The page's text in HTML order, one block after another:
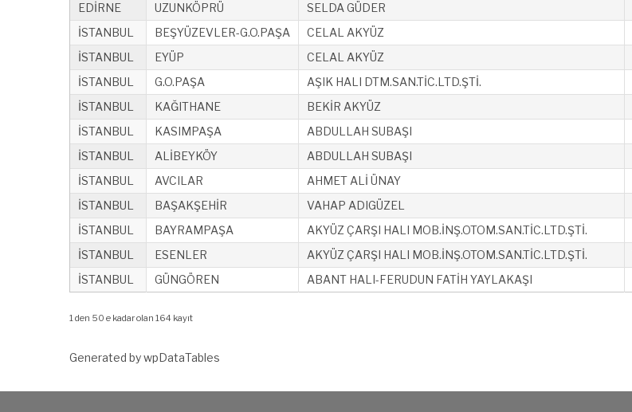
EDİRNE
UZUNKÖPRÜ SELDA GÜDER
İSTANBUL
BEŞYÜZEVLER-G.O.PAŞA CELAL AKYÜZ
İSTANBUL
EYÜP CELAL AKYÜZ
İSTANBUL
G.O.PAŞA AŞIK HALI DTM.SAN.TİC.LTD.ŞTİ.
İSTANBUL
KAĞITHANE BEKİR AKYÜZ
İSTANBUL
KASIMPAŞA ABDULLAH SUBAŞI
İSTANBUL
ALİBEYKÖY ABDULLAH SUBAŞI
İSTANBUL
AVCILAR AHMET ALİ ÜNAY
İSTANBUL
BAŞAKŞEHİR VAHAP ADIGÜZEL
İSTANBUL
BAYRAMPAŞA AKYÜZ ÇARŞI HALI MOB.İNŞ.OTOM.SAN.TİC.LTD.ŞTİ.
İSTANBUL
ESENLER AKYÜZ ÇARŞI HALI MOB.İNŞ.OTOM.SAN.TİC.LTD.ŞTİ.
İSTANBUL
GÜNGÖREN ABANT HALI-FERUDUN FATİH YAYLAKAŞI
1 den 50 e kadar olan 164 kayıt
Generated bywpDataTables